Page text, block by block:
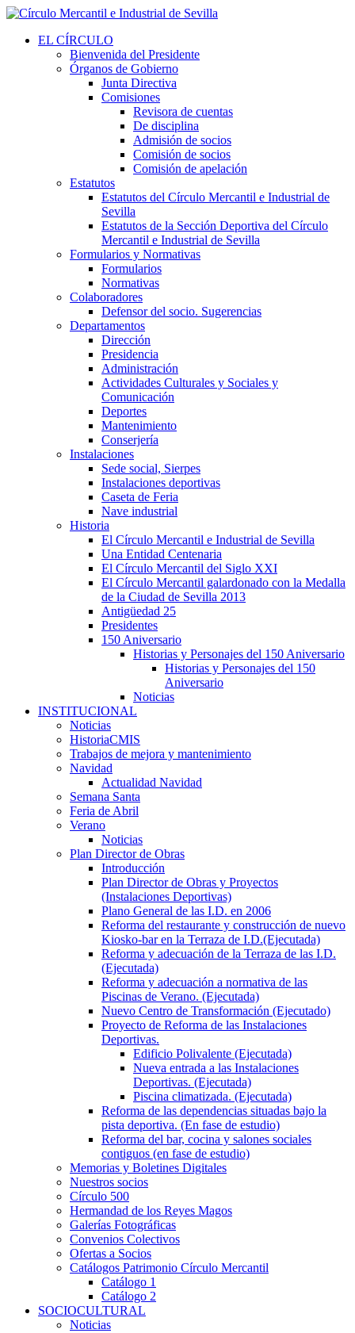
EL CÍRCULO
Bienvenida del Presidente
Órganos de Gobierno
Junta Directiva
Comisiones
Revisora de cuentas
De disciplina
Admisión de socios
Comisión de socios
Comisión de apelación
Estatutos
Estatutos del Círculo Mercantil e Industrial de
Sevilla
Estatutos de la Sección Deportiva del Círculo
Mercantil e Industrial de Sevilla
Formularios y Normativas
Formularios
Normativas
Colaboradores
Defensor del socio. Sugerencias
Departamentos
Dirección
Presidencia
Administración
Actividades Culturales y Sociales y
Comunicación
Deportes
Mantenimiento
Conserjería
Instalaciones
Sede social, Sierpes
Instalaciones deportivas
Caseta de Feria
Nave industrial
Historia
El Círculo Mercantil e Industrial de Sevilla
Una Entidad Centenaria
El Círculo Mercantil del Siglo XXI
El Círculo Mercantil galardonado con la Medalla
de la Ciudad de Sevilla 2013
Antigüedad 25
Presidentes
150 Aniversario
Historias y Personajes del 150 Aniversario
Historias y Personajes del 150
Aniversario
Noticias
INSTITUCIONAL
Noticias
HistoriaCMIS
Trabajos de mejora y mantenimiento
Navidad
Actualidad Navidad
Semana Santa
Feria de Abril
Verano
Noticias
Plan Director de Obras
Introducción
Plan Director de Obras y Proyectos
(Instalaciones Deportivas)
Plano General de las I.D. en 2006
Reforma del restaurante y construcción de nuevo
Kiosko-bar en la Terraza de I.D.(Ejecutada)
Reforma y adecuación de la Terraza de las I.D.
(Ejecutada)
Reforma y adecuación a normativa de las
Piscinas de Verano. (Ejecutada)
Nuevo Centro de Transformación (Ejecutado)
Proyecto de Reforma de las Instalaciones
Deportivas.
Edificio Polivalente (Ejecutada)
Nueva entrada a las Instalaciones
Deportivas. (Ejecutada)
Piscina climatizada. (Ejecutada)
Reforma de las dependencias situadas bajo la
pista deportiva. (En fase de estudio)
Reforma del bar, cocina y salones sociales
contiguos (en fase de estudio)
Memorias y Boletines Digitales
Nuestros socios
Círculo 500
Hermandad de los Reyes Magos
Galerías Fotográficas
Convenios Colectivos
Ofertas a Socios
Catálogos Patrimonio Círculo Mercantil
Catálogo 1
Catálogo 2
SOCIOCULTURAL
Noticias